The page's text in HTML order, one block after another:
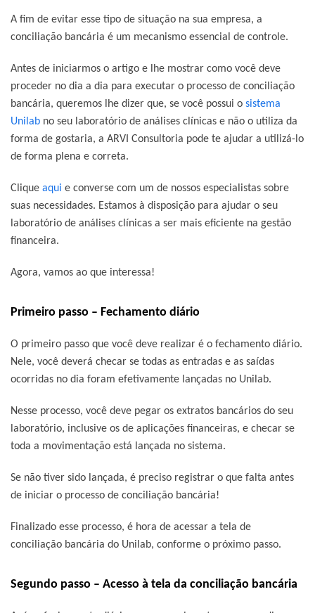
A fim de evitar esse tipo de situação na sua empresa, a
conciliação bancária é um mecanismo essencial de controle.
Antes de iniciarmos o artigo e lhe mostrar como você deve
proceder no dia a dia para executar o processo de conciliação
bancária, queremos lhe dizer que, se você possui o sistema
Unilab no seu laboratório de análises clínicas e não o utiliza da
forma de gostaria, a ARVI Consultoria pode te ajudar a utilizá-lo
de forma plena e correta.
Clique aqui e converse com um de nossos especialistas sobre
suas necessidades. Estamos à disposição para ajudar o seu
laboratório de análises clínicas a ser mais eficiente na gestão
financeira.
Agora, vamos ao que interessa!
Primeiro passo – Fechamento diário
O primeiro passo que você deve realizar é o fechamento diário.
Nele, você deverá checar se todas as entradas e as saídas
ocorridas no dia foram efetivamente lançadas no Unilab.
Nesse processo, você deve pegar os extratos bancários do seu
laboratório, inclusive os de aplicações financeiras, e checar se
toda a movimentação está lançada no sistema.
Se não tiver sido lançada, é preciso registrar o que falta antes
de iniciar o processo de conciliação bancária!
Finalizado esse processo, é hora de acessar a tela de
conciliação bancária do Unilab, conforme o próximo passo.
Segundo passo – Acesso à tela da conciliação bancária